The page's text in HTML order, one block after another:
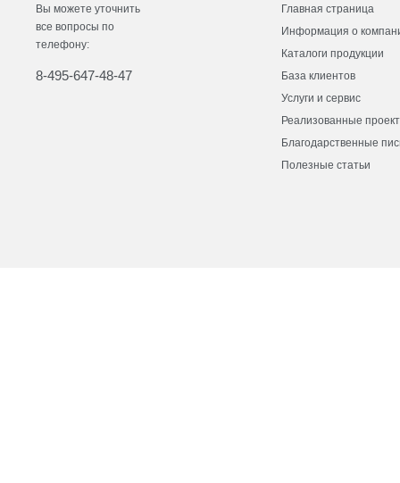
Вы можете уточнить
все вопросы по
телефону:
8-495-647-48-47
Главная страница
Информация о
Каталоги продукции
База клиентов
Услуги и сервис
Реализованные
Благодарственные
Полезные статьи